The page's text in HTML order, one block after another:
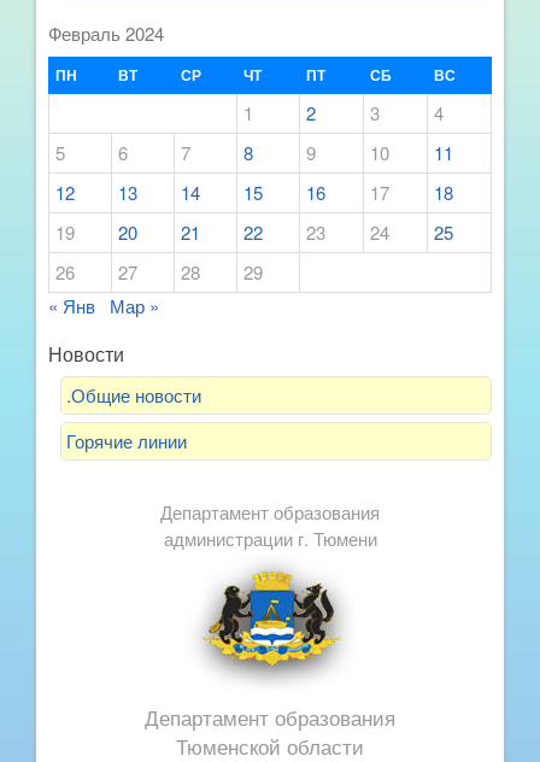
Февраль 2024
ПН ВТ СР ЧТ ПТ СБ ВС
1 2 3
4
5
6 7 8 9 10
11
12
13 14 15 16 17
18
19
20 21 22 23 24
25
26
27 28
29
« Янв
Мар »
Новости
.Общие новости
Горячие линии
Департамент образования
администрации г. Тюмени
Департамент образования
Тюменской области